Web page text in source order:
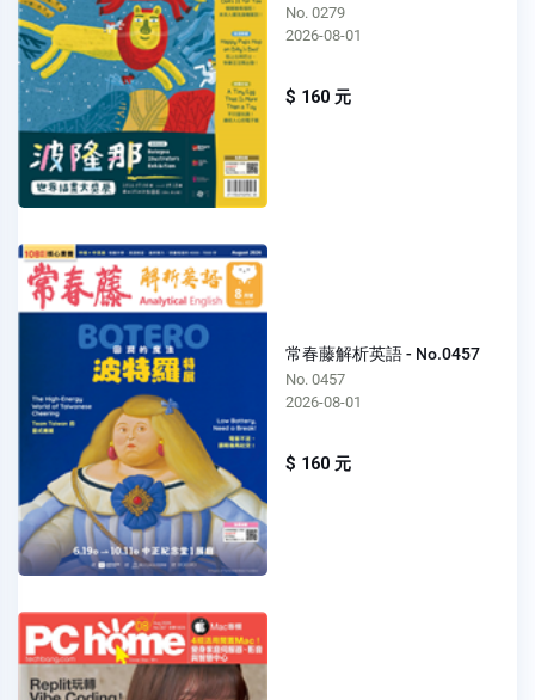
No. 0279
2026-08-01
$ 160 元
常春藤解析英語 - No.0457
No. 0457
2026-08-01
$ 160 元